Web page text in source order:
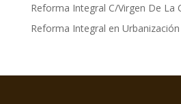
Reforma Integral C/Virgen De La
Reforma Integral en